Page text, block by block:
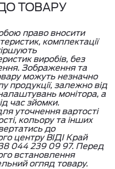
ТОВАРУ
право вносити
комплектації
виробів, без
Зображення та
можуть незначно
продукції, залежно від
монітора, а
час зйомки.
уточнення вартості
кольору та інших
до
центру ВІДІ Край
044 239 09 97. Перед
встановлення
огляд товару.